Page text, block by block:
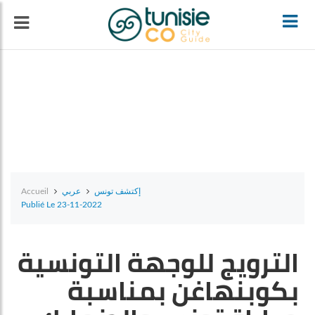
T
o
v
i
g
Accueil عربي
إكتشف تونس
Publié Le 23-11-2022
الترويج للوجهة التونسية
بكوبنهاغن بمناسبة